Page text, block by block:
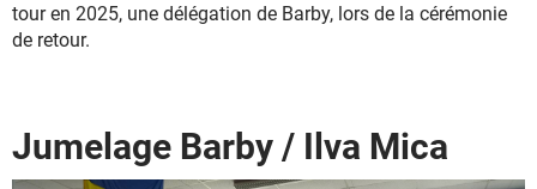
tour en 2025, une délégation de Barby, lors de la cérémonie
de retour.
Jumelage Barby / Ilva Mica